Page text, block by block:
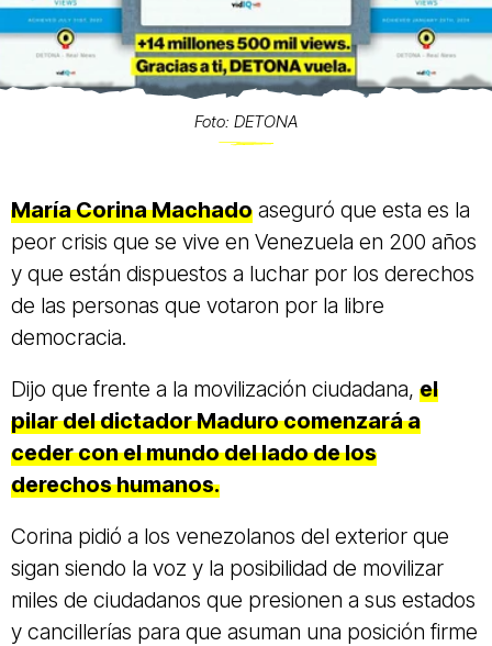
Foto: DETONA
María Corina Machado aseguró que esta es la
peor crisis que se vive en Venezuela en 200 años
y que están dispuestos a luchar por los derechos
de las personas que votaron por la libre
democracia.
Dijo que frente a la movilización ciudadana, el
pilar del dictador Maduro comenzará a
ceder con el mundo del lado de los
derechos humanos.
Corina pidió a los venezolanos del exterior que
sigan siendo la voz y la posibilidad de movilizar
miles de ciudadanos que presionen a sus estados
y cancillerías para que asuman una posición firme